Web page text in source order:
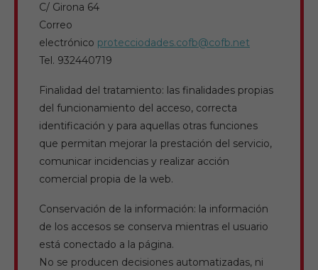
C/ Girona 64
Correo
electrónico protecciodades.cofb@cofb.net
Tel. 932440719
Finalidad del tratamiento: las finalidades propias
del funcionamiento del acceso, correcta
identificación y para aquellas otras funciones
que permitan mejorar la prestación del servicio,
comunicar incidencias y realizar acción
comercial propia de la web.
Conservación de la información: la información
de los accesos se conserva mientras el usuario
está conectado a la página.
No se producen decisiones automatizadas, ni